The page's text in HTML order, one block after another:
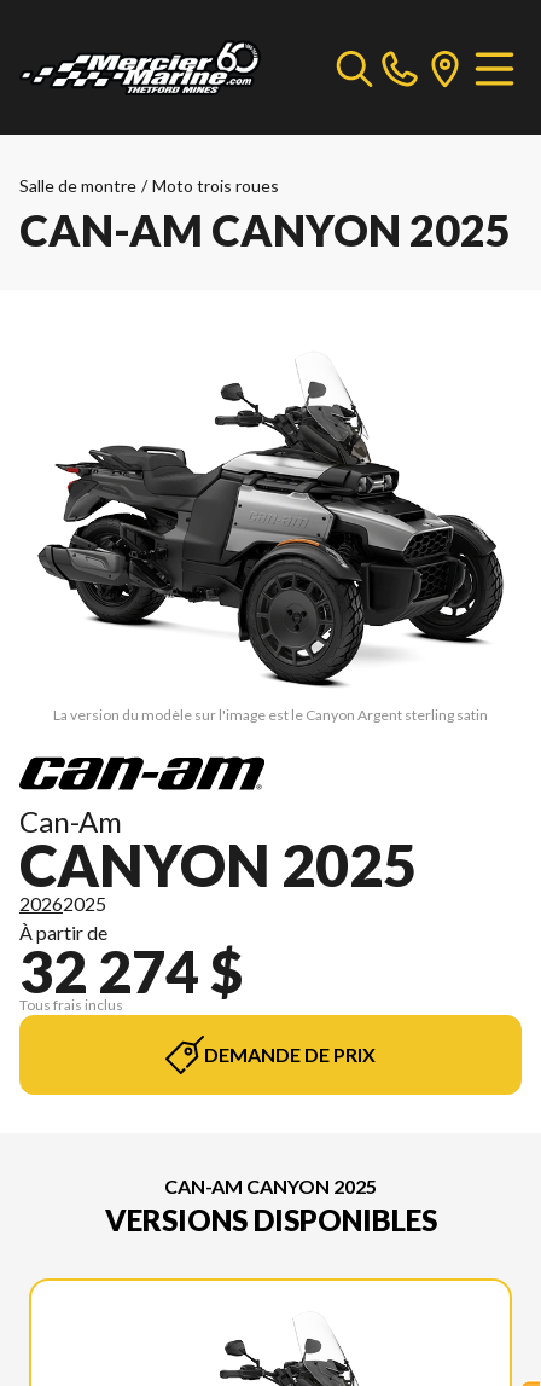
Salle de montre / Moto trois roues
CAN-AM CANYON 2025
La version du modèle sur l'image est le Canyon Argent sterling satin
Can-Am
CANYON 2025
20262025
À partir de
32 274 $
Tous frais inclus
DEMANDE DE PRIX
CAN-AM CANYON 2025
VERSIONS DISPONIBLES